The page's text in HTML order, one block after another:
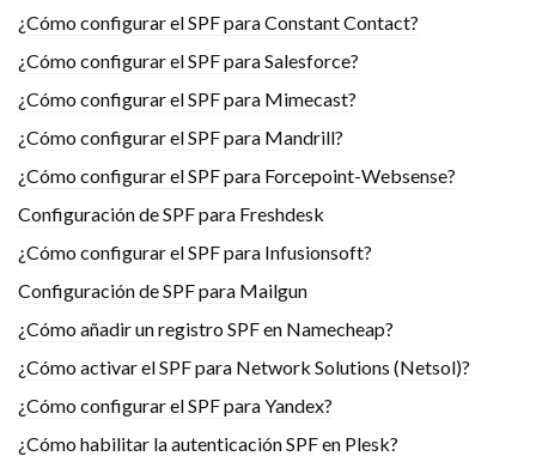
¿Cómo configurar el SPF para Constant Contact?
¿Cómo configurar el SPF para Salesforce?
¿Cómo configurar el SPF para Mimecast?
¿Cómo configurar el SPF para Mandrill?
¿Cómo configurar el SPF para Forcepoint-Websense?
Configuración de SPF para Freshdesk
¿Cómo configurar el SPF para Infusionsoft?
Configuración de SPF para Mailgun
¿Cómo añadir un registro SPF en Namecheap?
¿Cómo activar el SPF para Network Solutions (Netsol)?
¿Cómo configurar el SPF para Yandex?
¿Cómo habilitar la autenticación SPF en Plesk?